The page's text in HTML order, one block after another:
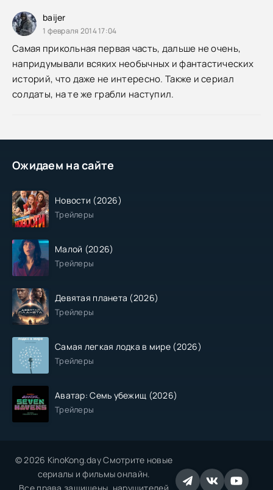
Ожидаем на сайте
Новости (2026)
Трейлеры
Малой (2026)
Трейлеры
Девятая планета (2026)
Трейлеры
Самая легкая лодка в мире (2026)
Трейлеры
Аватар: Семь убежищ (2026)
Трейлеры
baijer
1 февраля 2014 17:04
Самая прикольная первая часть, дальше не очень,
напридумывали всяких необычных и фантастических
историй, что даже не интересно. Также и сериал
солдаты, на те же грабли наступил.
© 2026 KinoKong.day Смотрите новые
сериалы и фильмы онлайн.